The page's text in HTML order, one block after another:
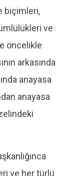
biçimleri,
ve
öncelikle
arkasında
anayasa
anayasa
ve her türlü